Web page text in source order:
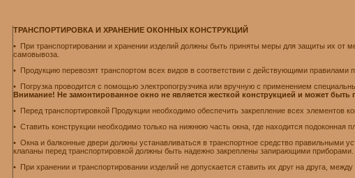
ТРАНСПОРТИРОВКА И ХРАНЕНИЕ ОКОННЫХ КОНСТРУКЦИЙ
• При транспортировании и хранении изделий должны быть приняты меры для защиты их от
самовывоза.
• Продукцию перевозят транспортом всех видов в соответствии с действующими правилами
• Погрузка проводится с помощью электропогрузчика или вручную с применением
Внимание! Не замонтированное окно не является жесткой конструкцией и может
• Перед транспортировкой Продукции необходимо обеспечить закрепление всех элементов
• Ставить конструкции необходимо только на нижнюю часть окна, где находится подоконная
• Окна и балконные двери должны устанавливаться в транспортное средство правильными
клапаны перед транспортировкой должны быть надежно закреплены запирающими приборами.
• При хранении и транспортировании изделий не допускается ставить их друг на друга,